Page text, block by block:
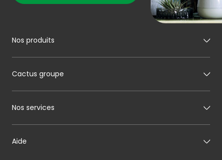
Nos produits
Mon boucher
Mon boulanger
Mon maraîcher
Cactus groupe
A propos de Cactus
Nos engagements
Nos services
Carte cadeau
Aide